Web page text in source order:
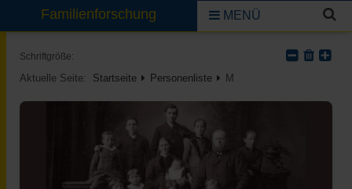
Familienforschung MENÜ
Schriftgröße:
Aktuelle Seite: Startseite Personenliste M